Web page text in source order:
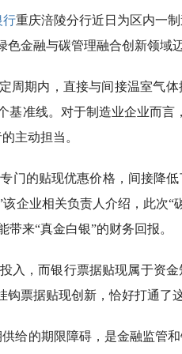
行重庆涪陵分行近日为区内一
金融与碳管理融合创新领域
周期内，直接与间接温室气
准线。对于制造业企业而言
主动担当。
门的贴现优惠价格，间接降
企业相关负责人介绍，此次“
来“真金白银”的财务回报。
入，而银行票据贴现属于资
票据贴现创新，恰好打通了
给的期限障碍，是金融监管